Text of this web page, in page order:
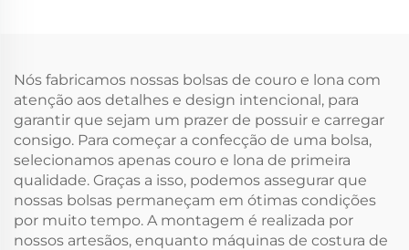
Promocional Atacado
Cosmético
Personalizável, com
Presentes
Nós fabricamos nossas bolsas de couro e lona com
atenção aos detalhes e design intencional, para
garantir que sejam um prazer de possuir e carregar
consigo. Para começar a confecção de uma bolsa,
selecionamos apenas couro e lona de primeira
qualidade. Graças a isso, podemos assegurar que
nossas bolsas permaneçam em ótimas condições
por muito tempo. A montagem é realizada por
nossos artesãos, enquanto máquinas de costura de